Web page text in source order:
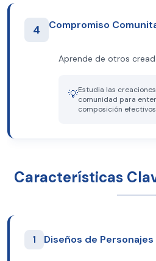
4 Compromiso
Aprende de otros
💡Estudia las
comunidad para
composición
Características
1 Diseños de